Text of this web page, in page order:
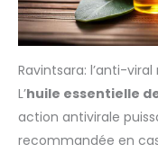
Ravintsara: l’anti-
L’huile essentielle
action antivirale
recommandée en